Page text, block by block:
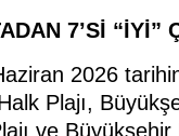
7’Sİ “İYİ”
2026
Plajı,
ve